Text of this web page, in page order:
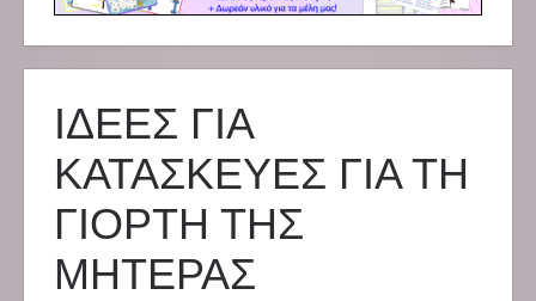
ΙΔΕΕΣ ΓΙΑ
ΚΑΤΑΣΚΕΥΕΣ ΓΙΑ ΤΗ
ΓΙΟΡΤΗ ΤΗΣ
ΜΗΤΕΡΑΣ